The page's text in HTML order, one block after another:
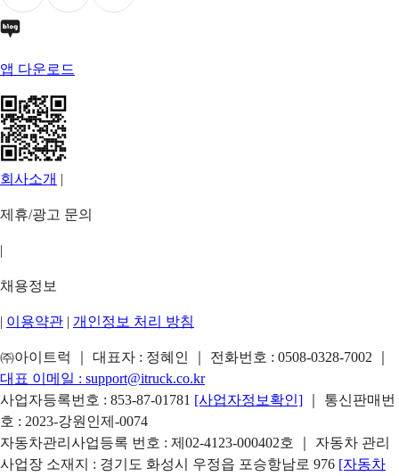
앱 다운로드
회사소개 |
제휴/광고 문의
|
채용정보
| 이용약관 | 개인정보 처리 방침
㈜아이트럭 ｜ 대표자 : 정혜인 ｜ 전화번호 : 0508-0328-7002
대표 이메일 : support@itruck.co.kr
사업자등록번호 : 853-87-01781 [사업자정보확인]
｜ 통신판매번
호 : 2023-강원인제-0074
자동차관리사업등록 번호 : 제02-4123-000402호 ｜ 자동차 관리
사업장 소재지 : 경기도 화성시 우정읍 포승항남로 976 [자동차